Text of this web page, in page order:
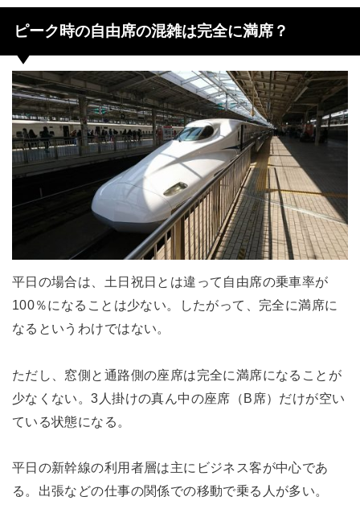
ピーク時の自由席の混雑は完全に満席？
平日の場合は、土日祝日とは違って自由席の乗車率が
100％になることは少ない。したがって、完全に満席に
なるというわけではない。
ただし、窓側と通路側の座席は完全に満席になることが
少なくない。3人掛けの真ん中の座席（B席）だけが空い
ている状態になる。
平日の新幹線の利用者層は主にビジネス客が中心であ
る。出張などの仕事の関係での移動で乗る人が多い。